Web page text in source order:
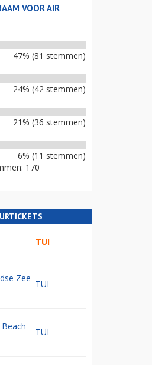
VOOR AIR
47% (81 stemmen)
24% (42 stemmen)
21% (36 stemmen)
6% (11 stemmen)
170
TUI
Zee
TUI
TUI